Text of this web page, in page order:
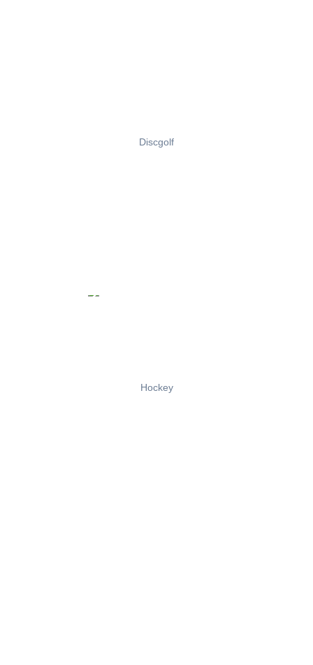
Discgolf
Hockey